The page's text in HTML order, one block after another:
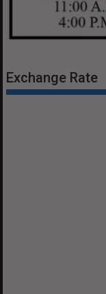
Exchange Rate